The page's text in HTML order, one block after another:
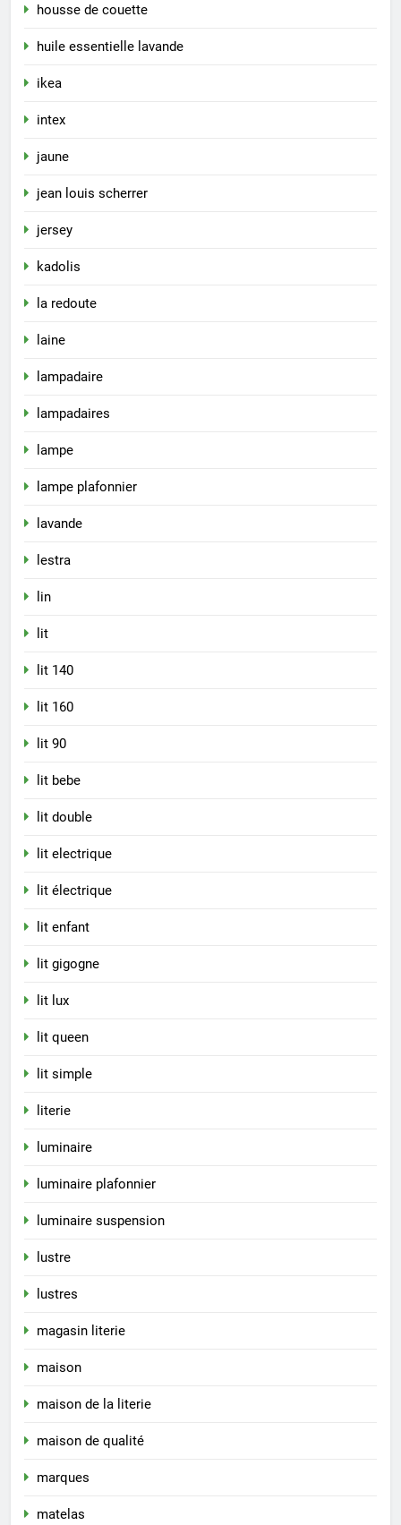
housse de couette
huile essentielle lavande
ikea
intex
jaune
jean louis scherrer
jersey
kadolis
la redoute
laine
lampadaire
lampadaires
lampe
lampe plafonnier
lavande
lestra
lin
lit
lit 140
lit 160
lit 90
lit bebe
lit double
lit electrique
lit électrique
lit enfant
lit gigogne
lit lux
lit queen
lit simple
literie
luminaire
luminaire plafonnier
luminaire suspension
lustre
lustres
magasin literie
maison
maison de la literie
maison de qualité
marques
matelas